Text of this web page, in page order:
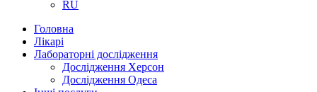
RU
Головна
Лікарі
Лабораторні дослідження
Дослідження Херсон
Дослідження Одеса